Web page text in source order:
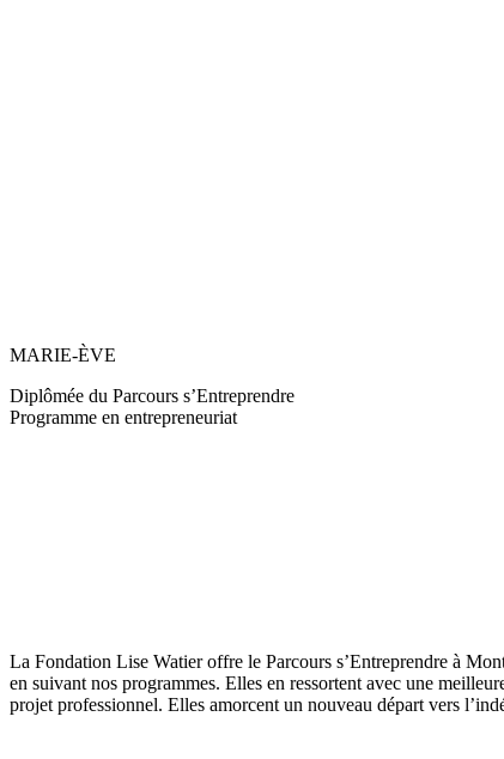
MARIE-ÈVE
Diplômée du Parcours s’Entreprendre
Programme en entrepreneuriat
La Fondation Lise Watier offre le Parcours s’Entreprendre à
en suivant nos programmes. Elles en ressortent avec une
projet professionnel. Elles amorcent un nouveau départ vers